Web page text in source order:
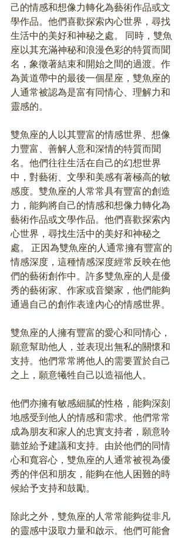
己的情感和想像力轉化為藝術作品或文
學作品。他們喜歡探索內心世界，尋找
生活中的美好和神秘之處。 同時， 雙魚
座以其充滿神秘和浪漫色彩的特質而聞
名，象徵著結束和開始之間的過渡。作
為黃道帶中的最後一個星座，雙魚座的
人通常被認為是富有同情心、理解力和
靈感的。
雙魚座的人以其豐富的情感世界、想像
力豐富、善解人意和深情的特質而聞
名。他們往往生活在自己的幻想世界
中，對藝術、文學和美感有著極高的敏
感度。雙魚座的人常常具有豐富的創造
力，能夠將自己的情感和想像力轉化為
藝術作品或文學作品。他們喜歡探索內
心世界，尋找生活中的美好和神秘之
處。 正因為雙魚座的人通常擁有豐富的
情感深度，這種情感深度經常反映在他
們的藝術創作中。許多雙魚座的人是優
秀的藝術家、作家或音樂家，他們能夠
通過自己的創作表達內心的情感世界。
雙魚座的人擁有豐富的愛心和同情心，
願意幫助他人，並表現出無私的關懷和
支持。他們常常將他人的需要置於自己
之上，願意犧牲自己以造福他人。
他們亦擁有敏感細膩的性格，能夠深刻
地感受到他人的情感和需求。他們常常
成為朋友和家人的忠實支持者，願意聆
聽並給予建議和支持。由於他們的同情
心和寬容心，雙魚座的人通常被視為優
秀的伴侶和朋友，能夠在他人困難的時
候給予支持和鼓勵。
除此之外， 雙魚座的人常常能夠從非凡
的靈感中汲取力量和啟示。 他們可能會